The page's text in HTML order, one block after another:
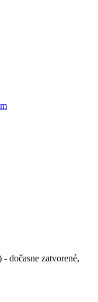
dočasne zatvorené,